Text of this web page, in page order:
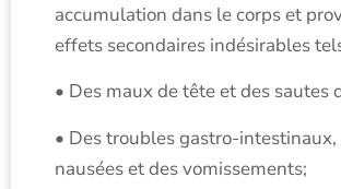
accumulation dans le corps et
effets secondaires indésirables
• Des maux de tête et des sautes
• Des troubles gastro-intestinaux,
nausées et des vomissements;